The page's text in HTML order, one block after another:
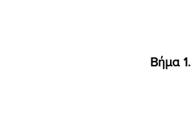
Βήμα 1.